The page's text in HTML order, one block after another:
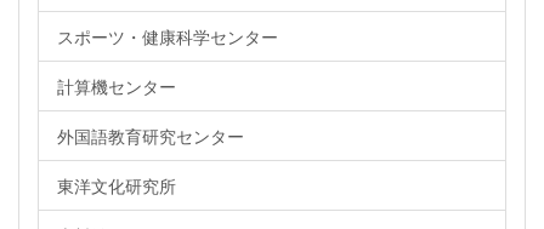
スポーツ・健康科学センター
計算機センター
外国語教育研究センター
東洋文化研究所